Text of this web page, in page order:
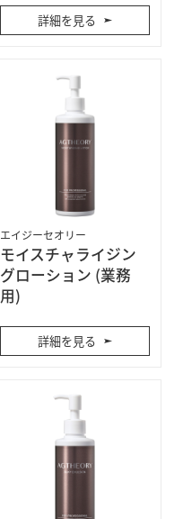
詳細を見る
エイジーセオリー
モイスチャライジン
グローション (業務
用)
詳細を見る